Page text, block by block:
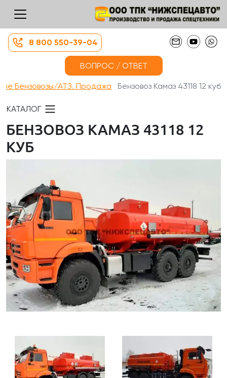
8 800 550-39-04
ВОПРОС / ОТВЕТ
Бензовозы/АТЗ. Продажа Бензовоз Камаз 43118 12 куб
КАТАЛОГ
БЕНЗОВОЗ КАМАЗ 43118 12
КУБ